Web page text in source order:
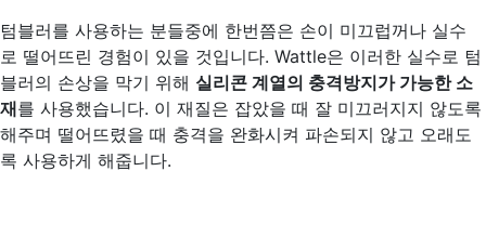
텀블러를 사용하는 분들중에 한번쯤은 손이 미끄럽꺼나 실수
로 떨어뜨린 경험이 있을 것입니다. Wattle은 이러한 실수로 텀
블러의 손상을 막기 위해 실리콘 계열의 충격방지가 가능한 소
재를 사용했습니다. 이 재질은 잡았을 때 잘 미끄러지지 않도록
해주며 떨어뜨렸을 때 충격을 완화시켜 파손되지 않고 오래도
록 사용하게 해줍니다.